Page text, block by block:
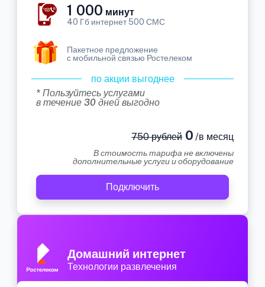
1 000 минут
40 Гб интернет 500 СМС
Пакетное предложение
с мобильной связью Ростелеком
по акции выгоднее
* Пользуйтесь услугами
в течение 30 дней выгодно
750 рублей0 /в месяц
В стоимость тарифа не включены
дополнительные услуги и оборудование
Подключить
Домашний интернет
Технологии развлечения